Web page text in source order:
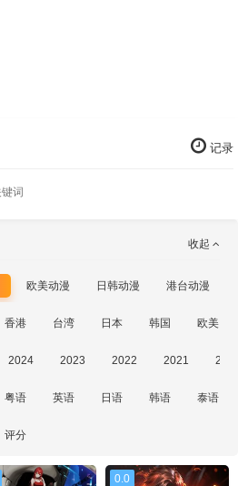
记录
收起
欧美动漫 日韩动漫 港台动漫
香港 台湾 日本 韩国 欧美
2024 2023 2022 2021
粤语 英语 日语 韩语 泰语
评分
0.0